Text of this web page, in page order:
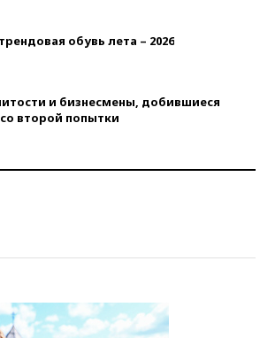
обувь лета – 2026
и бизнесмены, добившиеся
второй попытки